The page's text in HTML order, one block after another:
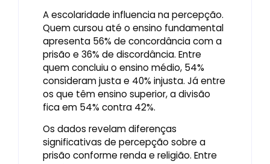
A escolaridade influencia na percepção.
Quem cursou até o ensino fundamental
apresenta 56% de concordância com a
prisão e 36% de discordância. Entre
quem concluiu o ensino médio, 54%
consideram justa e 40% injusta. Já entre
os que têm ensino superior, a divisão
fica em 54% contra 42%.
Os dados revelam diferenças
significativas de percepção sobre a
prisão conforme renda e religião. Entre